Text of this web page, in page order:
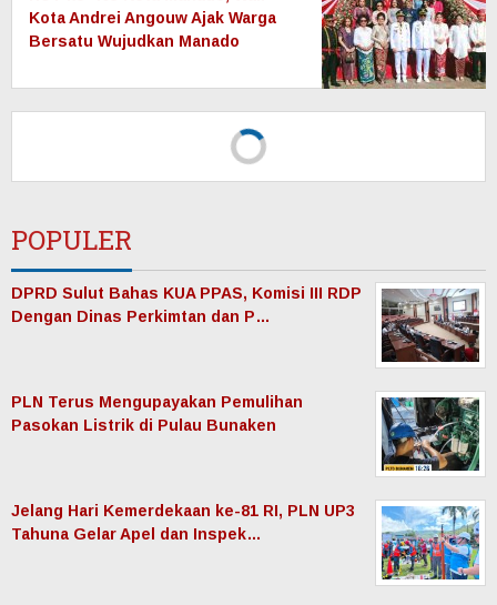
FIPP UNIMA Gandeng KPID Sulut, Mahasiswa
Semangat HUT RI ke-81, PLN Dorong
Menjelang HUT RI ke-81: Bentangkan Kabel
Laut 1,95 KMS, PLN Nyalakan L…